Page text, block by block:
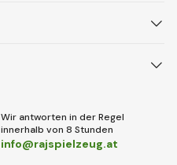
Wir antworten in der Regel
innerhalb von 8 Stunden
info@rajspielzeug.at